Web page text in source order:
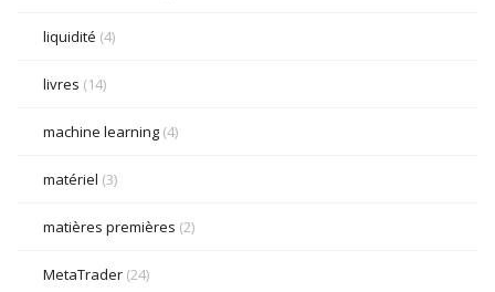
liquidité (4)
livres (14)
machine learning (4)
matériel (3)
matières premières (2)
MetaTrader (24)